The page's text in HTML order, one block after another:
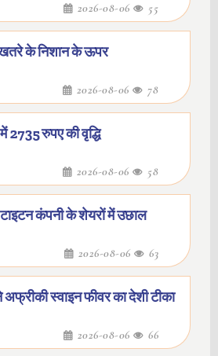
2026-08-06 55
के निशान के ऊपर
2026-08-06 78
रुपए की वृद्धि
2026-08-06 58
टाइटन कंपनी के शेयरों में उछाल
2026-08-06 63
अफ्रीकी स्वाइन फीवर का देशी टीका
2026-08-06 66